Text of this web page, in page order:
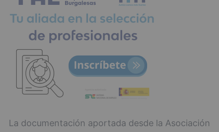
La documentación aportada desde la Asociación